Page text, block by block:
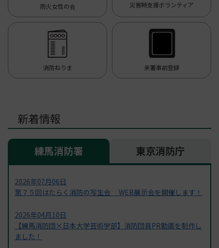
防火女性の会 災害時支援ボランティア
消防ねりま 来署事前登録
新着情報
練馬消防署 東京消防庁
2026年07月06日
第７５回はたらく消防の写生会 WEB展示会を開催します！
2026年04月10日
【練馬消防団×日本大学芸術学部】消防団員PR動画を制作し
ました！